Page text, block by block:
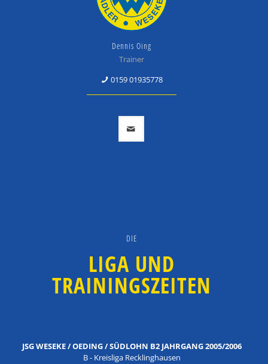
Dennis Oing
Trainer
0159 01935778
DIE
LIGA UND
TRAININGSZEITEN
JSG WESEKE / OEDING / SÜDLOHN B2 JAHRGANG 2005/2006
B - Kreisliga Recklinghausen